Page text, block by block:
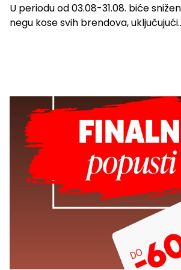
U periodu od 03.08-31.08. biće
negu kose svih brendova,